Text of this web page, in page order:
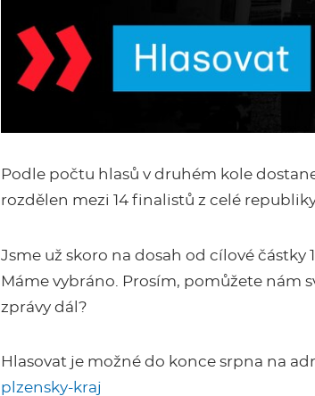
Podle počtu hlasů v druhém kole
rozdělen mezi 14 finalistů z celé
Jsme už skoro na dosah od cílové
Máme vybráno. Prosím, pomůžete nám
zprávy dál?
Hlasovat je možné do konce srpna na
plzensky-kraj